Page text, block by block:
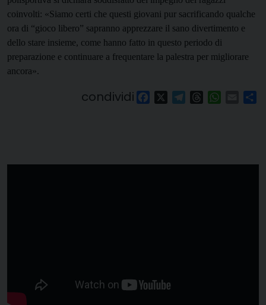
coinvolti: «Siamo certi che questi giovani pur sacrificando qualche
ora di “gioco libero” sapranno apprezzare il sano divertimento e
dello stare insieme, come hanno fatto in questo periodo di
preparazione e continuare a frequentare la palestra per migliorare
ancora».
condividi FacebookTelegram
Threads Email